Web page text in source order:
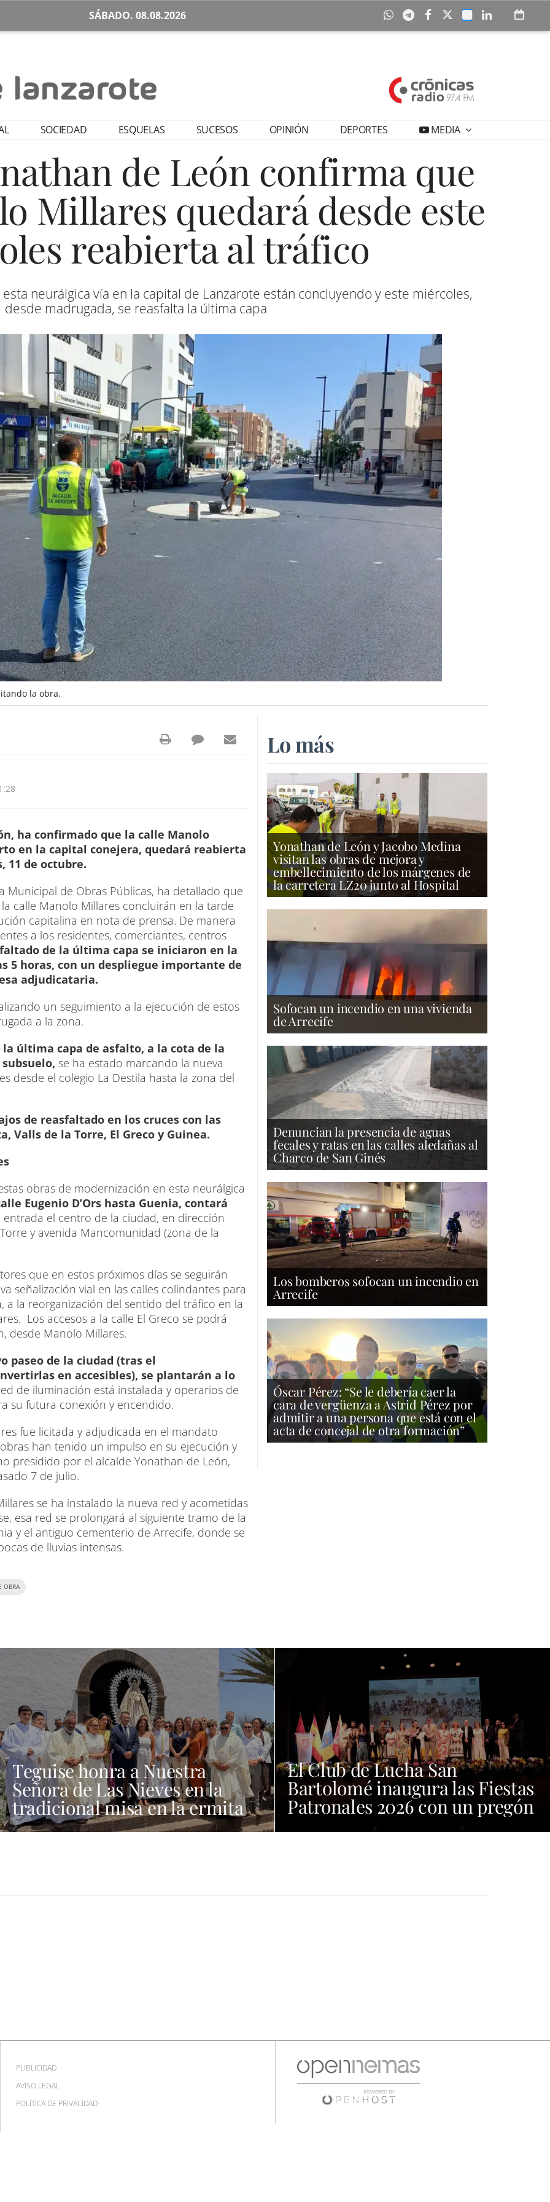
SÁBADO. 08.08.2026
SOCIEDAD ESQUELAS SUCESOS OPINIÓN DEPORTES MEDIA
de León confirma que
Millares quedará desde este
reabierta al tráfico
neurálgica vía en la capital de Lanzarote están concluyendo y este miércoles,
desde madrugada, se reasfalta la última capa
la obra.
ha confirmado que la calle Manolo
en la capital conejera, quedará reabierta
11 de octubre.
Municipal de Obras Públicas, ha detallado que
calle Manolo Millares concluirán en la tarde
capitalina en nota de prensa. De manera
a los residentes, comerciantes, centros
de la última capa se iniciaron en la
5 horas, con un despliegue importante de
adjudicataria.
un seguimiento a la ejecución de estos
a la zona.
última capa de asfalto, a la cota de la
se ha estado marcando la nueva
desde el colegio La Destila hasta la zona del
de reasfaltado en los cruces con las
Valls de la Torre, El Greco y Guinea.
obras de modernización en esta neurálgica
Eugenio D’Ors hasta Guenia, contará
entrada el centro de la ciudad, en dirección
y avenida Mancomunidad (zona de la
que en estos próximos días se seguirán
señalización vial en las calles colindantes para
la reorganización del sentido del tráfico en la
Los accesos a la calle El Greco se podrá
desde Manolo Millares.
paseo de la ciudad (tras el
en accesibles), se plantarán a lo
de iluminación está instalada y operarios de
su futura conexión y encendido.
fue licitada y adjudicada en el mandato
han tenido un impulso en su ejecución y
presidido por el alcalde Yonathan de León,
7 de julio.
se ha instalado la nueva red y acometidas
esa red se prolongará al siguiente tramo de la
y el antiguo cementerio de Arrecife, donde se
de lluvias intensas.
OBRA
Lo más
Yonathan de León y Jacobo Medina
visitan las obras de mejora y
embellecimiento de los márgenes de
la carretera LZ20 junto al Hospital
Sofocan un incendio en una vivienda
de Arrecife
Denuncian la presencia de aguas
fecales y ratas en las calles aledañas al
Charco de San Ginés
Los bomberos sofocan un incendio en
Arrecife
Óscar Pérez: “Se le debería caer la
cara de vergüenza a Astrid Pérez por
admitir a una persona que está con el
acta de concejal de otra formación”
Teguise honra a Nuestra
Señora de Las Nieves en la
tradicional misa en la ermita
El Club de Lucha San
Bartolomé inaugura las Fiestas
Patronales 2026 con un pregón
cargado de emoción y orgullo
PUBLICIDAD
AVISO LEGAL
POLÍTICA DE PRIVACIDAD